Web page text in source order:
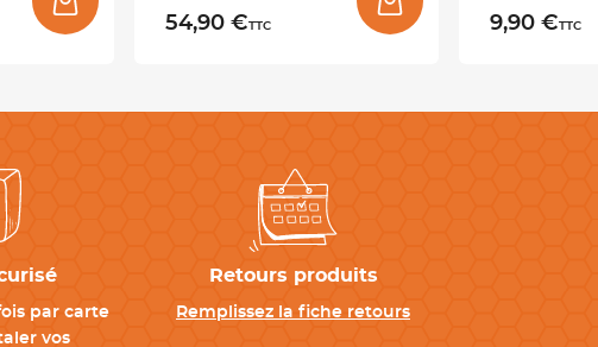
54,90 €TTC 9,90 €TTC
par carte
vos
Retours produits
Remplissez la fiche retours